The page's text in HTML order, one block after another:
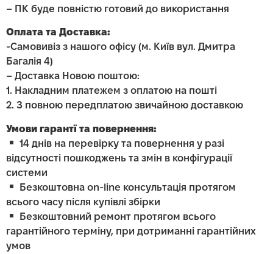
– ПК буде повністю готовий до використання
Оплата та Доставка:
-Самовивіз з нашого офісу (м. Київ вул. Дмитра
Багалія 4)
– Доставка Новою поштою:
1. Накладним платежем з оплатою на пошті
2. З повною передплатою звичайною доставкою
Умови гарантї та повернення:
14 днів на перевірку та повернення у разі
відсутності пошкоджень та змін в конфігурації
системи
Безкоштовна on-line консультація протягом
всього часу після купівлі збірки
Безкоштовний ремонт протягом всього
гарантійного терміну, при дотриманні гарантійних
умов